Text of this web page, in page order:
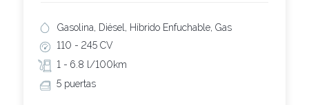
Gasolina, Diésel, Híbrido Enfuchable, Gas
110 - 245 CV
1 - 6.8 l/100km
5 puertas